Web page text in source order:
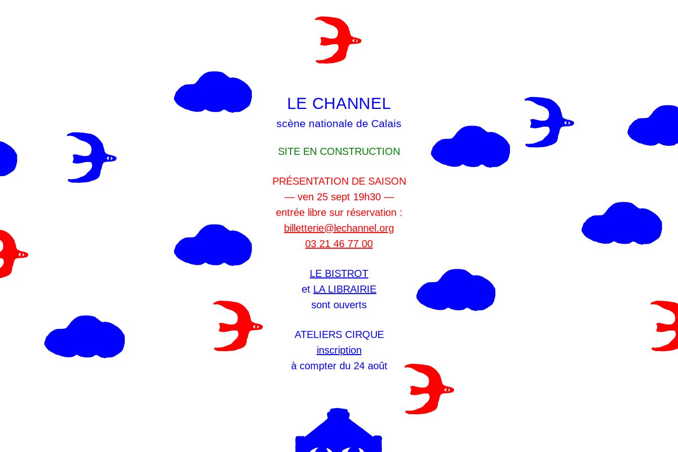
LE CHANNEL
scène nationale de Calais
SITE EN CONSTRUCTION
PRÉSENTATION DE SAISON
— ven 25 sept 19h30 —
entrée libre sur réservation :
billetterie@lechannel.org
03 21 46 77 00
LE BISTROT
et LA LIBRAIRIE
sont ouverts
ATELIERS CIRQUE
inscription
à compter du 24 août